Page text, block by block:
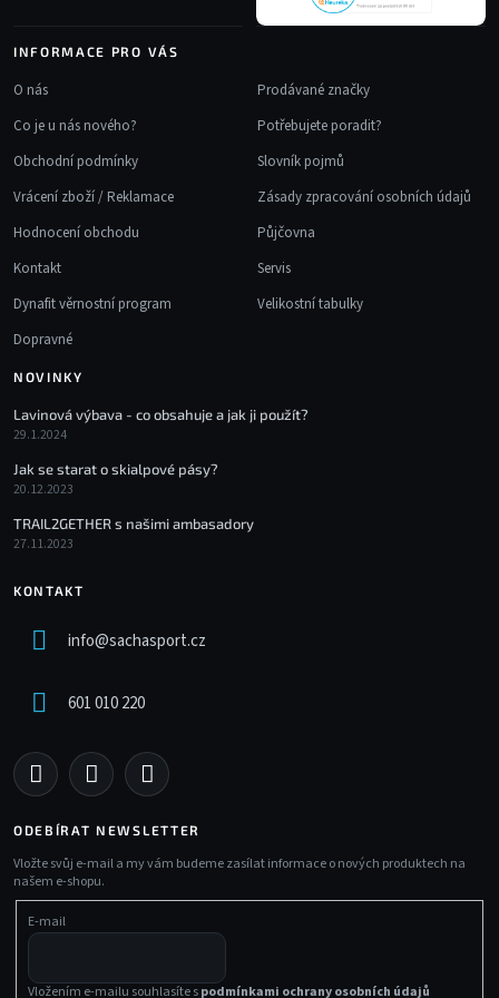
INFORMACE PRO VÁS
O nás
Co je u nás nového?
Obchodní podmínky
Vrácení zboží / Reklamace
Hodnocení obchodu
Kontakt
Dynafit věrnostní program
Dopravné
Prodávané značky
Potřebujete poradit?
Slovník pojmů
Zásady zpracování osobních údajů
Půjčovna
Servis
Velikostní tabulky
NOVINKY
Lavinová výbava - co obsahuje a jak ji použít?
29.1.2024
Jak se starat o skialpové pásy?
20.12.2023
TRAIL2GETHER s našimi ambasadory
27.11.2023
KONTAKT
info@sachasport.cz
601 010 220
ODEBÍRAT NEWSLETTER
Vložte svůj e-mail a my vám budeme zasílat informace o nových produktech na
našem e-shopu.
E-mail
Vložením e-mailu souhlasíte spodmínkami ochrany osobních údajů